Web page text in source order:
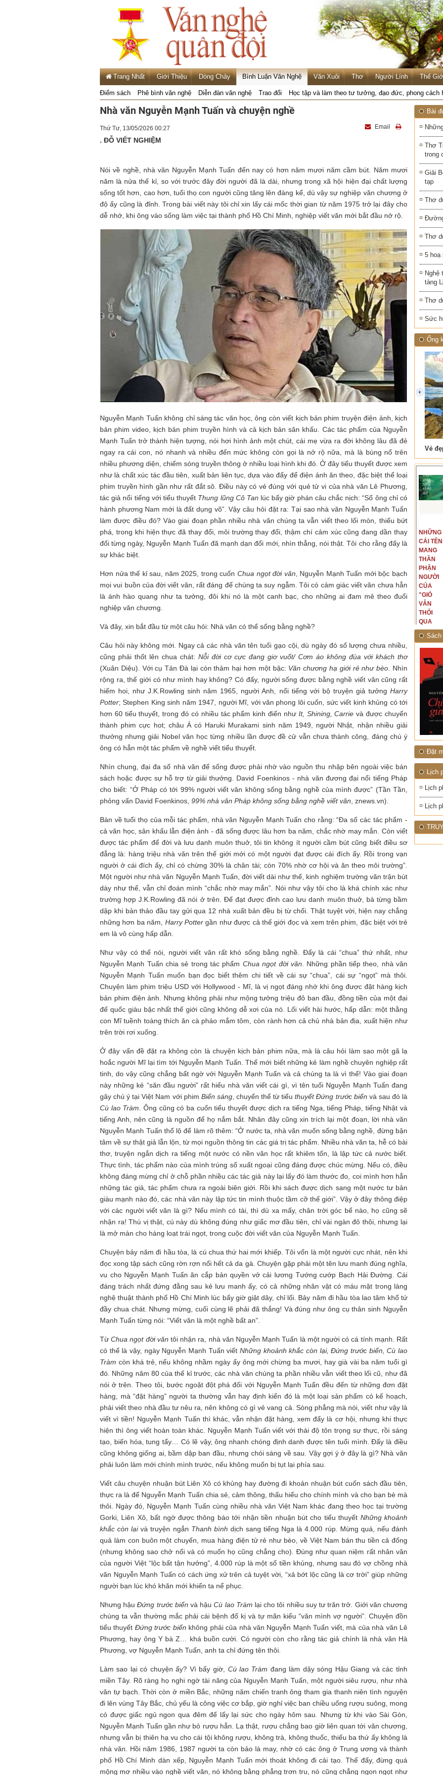
Trang Nhất Giới Thiệu Dòng Chảy Bình Luận Văn Nghệ Văn Xuôi Thơ Người Lính Thế
Điểm sách Phê bình văn nghệ Diễn đàn văn nghệ Trao đổi Học tập và làm theo tư tưởng, đạo đức, phong cách
Nhà văn Nguyễn Mạnh Tuấn và chuyện nghề
Thứ Tư, 13/05/2026 00:27 Email
. ĐỖ VIẾT NGHIỆM
Nói về nghề, nhà văn Nguyễn Mạnh Tuấn đến nay có hơn năm mươi năm cầm bút. Năm mươi
năm là nửa thế kỉ, so với trước đây đời người đã là dài, nhưng trong xã hội hiện đại chất lượng
sống tốt hơn, cao hơn, tuổi thọ con người cũng tăng lên đáng kể, dù vậy sự nghiệp văn chương ở
độ ấy cũng là đỉnh. Trong bài viết này tôi chỉ xin lấy cái mốc thời gian từ năm 1975 trở lại đây cho
dễ nhớ, khi ông vào sống làm việc tại thành phố Hồ Chí Minh, nghiệp viết văn mới bắt đầu nở rộ.
Nguyễn Mạnh Tuấn không chỉ sáng tác văn học, ông còn viết kịch bản phim truyện điện ảnh, kịch
bản phim video, kịch bản phim truyền hình và cả kịch bản sân khấu. Các tác phẩm của Nguyễn
Mạnh Tuấn trở thành hiện tượng, nói hơi hình ảnh một chút, cái mẹ vừa ra đời không lâu đã đẻ
ngay ra cái con, nó nhanh và nhiều đến mức không còn gọi là nở rộ nữa, mà là bùng nổ trên
nhiều phương diện, chiếm sóng truyền thông ở nhiều loại hình khi đó. Ở đây tiểu thuyết được xem
như là chất xúc tác đầu tiên, xuất bản liên tục, dựa vào đấy để điện ảnh ăn theo, đặc biệt thể loại
phim truyền hình gần như rất đắt sô. Điều này có vẻ đúng với quẻ tử vi của nhà văn Lê Phương,
tác giả nổi tiếng với tiểu thuyết Thung lũng Cô Tan lúc bấy giờ phán câu chắc nịch: “Số ông chỉ có
hành phương Nam mới là đất dụng võ”. Vậy câu hỏi đặt ra: Tại sao nhà văn Nguyễn Mạnh Tuấn
làm được điều đó? Vào giai đoạn phần nhiều nhà văn chúng ta vẫn viết theo lối mòn, thiếu bứt
phá, trong khi hiện thực đã thay đổi, môi trường thay đổi, thậm chí cảm xúc cũng đang dần thay
đổi từng ngày, Nguyễn Mạnh Tuấn đã mạnh dạn đổi mới, nhìn thẳng, nói thật. Tôi cho rằng đấy là
sự khác biệt.
Hơn nửa thế kỉ sau, năm 2025, trong cuốn Chua ngọt đời văn , Nguyễn Mạnh Tuấn mới bộc bạch
mọi vui buồn của đời viết văn, rất đáng để chúng ta suy ngẫm. Tôi có cảm giác viết văn chưa hẳn
là ánh hào quang như ta tưởng, đôi khi nó là một canh bạc, cho những ai đam mê theo đuổi
nghiệp văn chương.
Và đây, xin bắt đầu từ một câu hỏi: Nhà văn có thể sống bằng nghề?
Câu hỏi này không mới. Ngay cả các nhà văn tên tuổi gạo cội, dù ngày đó số lượng chưa nhiều,
cũng phải thốt lên chua chát: Nỗi đời cơ cực đang giơ vuốt/ Cơm áo không đùa với khách thơ
(Xuân Diệu). Với cụ Tản Đà lại còn thảm hại hơn một bậc: Văn chương hạ giới rẻ như bèo . Nhìn
rộng ra, thế giới có như mình hay không? Có đấy, người sống được bằng nghề viết văn cũng rất
hiếm hoi, như J.K.Rowling sinh năm 1965, người Anh, nổi tiếng với bộ truyện giả tưởng Harry
Potter; Stephen King sinh năm 1947, người Mĩ, với văn phong lôi cuốn, sức viết kinh khủng có tới
hơn 60 tiểu thuyết, trong đó có nhiều tác phẩm kinh điển như It, Shining, Carrie và được chuyển
thành phim cực hot; châu Á có Haruki Murakami sinh năm 1949, người Nhật, nhận nhiều giải
thưởng nhưng giải Nobel văn học từng nhiều lần được đề cử vẫn chưa thành công, đáng chú ý
ông có hẳn một tác phẩm về nghề viết tiểu thuyết.
Nhìn chung, đại đa số nhà văn để sống được phải nhờ vào nguồn thu nhập bên ngoài việc bán
sách hoặc được sự hỗ trợ từ giải thưởng. David Foenkinos - nhà văn đương đại nổi tiếng Pháp
cho biết: “Ở Pháp có tới 99% người viết văn không sống bằng nghề của mình được” (Tần Tần,
phỏng vấn David Foenkinos, 99% nhà văn Pháp không sống bằng nghề viết văn , znews.vn).
Bàn về tuổi thọ của mỗi tác phẩm, nhà văn Nguyễn Mạnh Tuấn cho rằng: “Đa số các tác phẩm -
cả văn học, sân khấu lẫn điện ảnh - đã sống được lâu hơn ba năm, chắc nhờ may mắn. Còn viết
được tác phẩm để đời và lưu danh muôn thuở, tôi tin không ít người cầm bút cũng biết điều sơ
đẳng là: hàng triệu nhà văn trên thế giới mới có một người đạt được cái đích ấy. Rồi trong vạn
người ở cái đích ấy, chỉ có chừng 30% là chân tài; còn 70% nhờ cơ hội và ăn theo môi trường”.
Một người như nhà văn Nguyễn Mạnh Tuấn, đời viết dài như thế, kinh nghiệm trường văn trận bút
dày như thế, vẫn chỉ đoán mình “chắc nhờ may mắn”. Nói như vậy tôi cho là khá chính xác như
trường hợp J.K.Rowling đã nói ở trên. Để đạt được đỉnh cao lưu danh muôn thuở, bà từng bầm
dập khi bản thảo đầu tay gửi qua 12 nhà xuất bản đều bị từ chối. Thật tuyệt vời, hiện nay chẳng
những hơn ba năm, Harry Potter gần như được cả thế giới đọc và xem trên phim, đặc biệt với trẻ
em là vô cùng hấp dẫn.
Như vậy có thể nói, người viết văn rất khó sống bằng nghề. Đấy là cái “chua” thứ nhất, như
Nguyễn Mạnh Tuấn chia sẻ trong tác phẩm Chua ngọt đời văn . Những phần tiếp theo, nhà văn
Nguyễn Mạnh Tuấn muốn bạn đọc biết thêm chi tiết về cái sự “chua”, cái sự “ngọt” mà thôi.
Chuyện làm phim triệu USD với Hollywood - Mĩ, là vị ngọt đáng nhớ khi ông được đặt hàng kịch
bản phim điện ảnh. Nhưng không phải như mộng tưởng triệu đô ban đầu, đồng tiền của một đại
đế quốc giàu bậc nhất thế giới cũng không dễ xơi của nó. Lối viết hài hước, hấp dẫn: một thằng
con Mĩ tuềnh toàng thích ăn cà pháo mắm tôm, còn rành hơn cả chủ nhà bản địa, xuất hiện như
trên trời rơi xuống.
Ở đây vấn đề đặt ra không còn là chuyện kịch bản phim nữa, mà là câu hỏi làm sao một gã lạ
hoắc người Mĩ lại tìm tới Nguyễn Mạnh Tuấn. Thế mới biết những kẻ làm nghề chuyên nghiệp rất
tinh, do vậy cũng chẳng bất ngờ với Nguyễn Mạnh Tuấn và cả chúng ta là vì thế! Vào giai đoạn
này những kẻ “săn đầu người” rất hiểu nhà văn viết cái gì, vì tên tuổi Nguyễn Mạnh Tuấn đang
gây chú ý tại Việt Nam với phim Biển sáng, chuyển thể từ tiểuthuyết Đứng trước biển và sau đó là
Cù lao Tràm . Ông cũng có ba cuốn tiểu thuyết được dịch ra tiếng Nga, tiếng Pháp, tiếng Nhật và
tiếng Anh, nên cũng là nguồn để họ nắm bắt. Nhân đây cũng xin trích lại một đoạn, lời nhà văn
Nguyễn Mạnh Tuấn thổ lộ để làm rõ thêm: “Ở nước ta, nhà văn muốn sống bằng nghề, đừng bận
tâm về sự thật giả lẫn lộn, từ mọi nguồn thông tin các giá trị tác phẩm. Nhiều nhà văn ta, hễ có bài
thơ, truyện ngắn dịch ra tiếng một nước có nền văn học rất khiêm tốn, là lập tức cả nước biết.
Thực tình, tác phẩm nào của mình trúng số xuất ngoại cũng đáng được chúc mừng. Nếu có, điều
không đáng mừng chỉ ở chỗ phần nhiều các tác giả này lại lấy đó làm thước đo, coi mình hơn hẳn
những tác giả, tác phẩm chưa ra ngoài biên giới. Rồi khi sách được dịch sang một nước tư bản
giàu mạnh nào đó, các nhà văn này lập tức tin mình thuộc tầm cỡ thế giới”. Vậy ở đây thông điệp
với các người viết văn là gì? Nếu mình có tài, thì dù xa mấy, chân trời góc bể nào, họ cũng sẽ
nhận ra! Thú vị thật, cú này dù không đúng như giấc mơ đầu tiên, chỉ vài ngàn đô thôi, nhưng lại
là mở màn cho hàng loạt trái ngọt, trong cuộc đời viết văn của Nguyễn Mạnh Tuấn.
Chuyện bảy năm đi hầu tòa, là cú chua thứ hai mới khiếp. Tôi vốn là một người cực nhát, nên khi
đọc xong tập sách cũng rờn rợn nổi hết cả da gà. Chuyện gặp phải một tên lưu manh đúng nghĩa,
vu cho Nguyễn Mạnh Tuấn ăn cắp bản quyền vở cải lương Tướng cướp Bạch Hải Đường. Cái
đáng trách nhất đứng đằng sau kẻ lưu manh ấy, có cả những nhân vật có máu mặt trong làng
nghệ thuật thành phố Hồ Chí Minh lúc bấy giờ giật dây, chỉ lối. Bảy năm đi hầu tòa lao tâm khổ tứ
đầy chua chát. Nhưng mừng, cuối cùng lẽ phải đã thắng! Và đúng như ông cụ thân sinh Nguyễn
Mạnh Tuấn từng nói: “Viết văn là một nghề bất an”.
TừChua ngọt đời văn tôi nhận ra, nhà văn Nguyễn Mạnh Tuấn là một người có cá tính mạnh. Rất
có thể là vậy, ngày Nguyễn Mạnh Tuấn viết Những khoảnh khắc còn lại, Đứng trước biển, Cù lao
Tràm còn khá trẻ, nếu không nhầm ngày ấy ông mới chừng ba mươi, hay già vài ba năm tuổi gì
đó. Những năm 80 của thế kỉ trước, các nhà văn chúng ta phần nhiều vẫn viết theo lối cũ, như đã
nói ở trên. Theo tôi, bước ngoặt đột phá đối với Nguyễn Mạnh Tuấn đều đến từ những đơn đặt
hàng, mà “đặt hàng” người ta thường vẫn hay định kiến đó là một loại sản phẩm có kế hoạch,
phải viết theo nhà đầu tư nêu ra, nên không có gì vẻ vang cả. Sòng phẳng mà nói, viết như vậy là
viết vì tiền! Nguyễn Mạnh Tuấn thì khác, vẫn nhận đặt hàng, xem đấy là cơ hội, nhưng khi thực
hiện thì ông viết hoàn toàn khác. Nguyễn Mạnh Tuấn viết với thái độ tôn trọng sự thực, rồi sáng
tạo, biến hóa, tung tẩy… Có lẽ vậy, ông nhanh chóng định danh được tên tuổi mình. Đấy là điều
cũng không giống ai, bầm dập ban đầu, nhưng chói sáng về sau. Vậy gợi ý ở đây là gì? Nhà văn
phải luôn làm mới chính mình trước, nếu không muốn bị tụt lại phía sau.
Viết câu chuyện nhuận bút Liên Xô có khủng hay đường đi khoản nhuận bút cuốn sách đầu tiên,
thực ra là để Nguyễn Mạnh Tuấn chia sẻ, cảm thông, thấu hiểu cho chính mình và cho bạn bè mà
thôi. Ngày đó, Nguyễn Mạnh Tuấn cùng nhiều nhà văn Việt Nam khác đang theo học tại trường
Gorki, Liên Xô, bất ngờ được thông báo tới nhận tiền nhuận bút cho tiểu thuyết Những khoảnh
khắc còn lạivà truyện ngắn Thanh bình dịch sang tiếng Nga là 4.000 rúp. Mừng quá, nếu đánh
quả làm con buôn một chuyến, mua hàng điện tử rẻ như bèo, về Việt Nam bán thu tiền cả đống
(nhưng không sao chở nổi và có muốn họ cũng chẳng cho). Đúng như quan niệm rất nhân văn
của người Việt “lộc bất tận hưởng”, 4.000 rúp là một số tiền khủng, nhưng sau đó vợ chồng nhà
văn Nguyễn Mạnh Tuấn có cách ứng xử trên cả tuyệt vời, “xả bớt lộc cũng là cơ trời” giúp những
người bạn lúc khó khăn mới khiến ta nể phục.
Nhưng hậuĐứng trước biển và hậuCù lao Tràm lại cho tôi nhiều suy tư trăn trở. Giới văn chương
chúng ta vẫn thường mắc phải cái bệnh đố kị và tự mãn kiểu “văn mình vợ người”. Chuyện đồn
tiểu thuyết Đứng trước biển không phải của nhà văn Nguyễn Mạnh Tuấn viết, mà của nhà văn Lê
Phương, hay ông Y bà Z… khá buồn cười. Có người còn cho rằng tác giả chính là nhà văn Hà
Phương, vợ Nguyễn Mạnh Tuấn, anh ta chỉ đứng tên thôi.
Làm sao lại có chuyện ấy? Vì bấy giờ, Cù lao Tràm đang làm dậy sóng Hậu Giang và các tỉnh
miền Tây. Rõ ràng họ nghi ngờ tài năng của Nguyễn Mạnh Tuấn, một người siêu rượu, như nhà
văn tự bạch. Thời còn ở miền Bắc, những năm chiến tranh ông tham gia thanh niên tình nguyện
đi lên vùng Tây Bắc, chủ yếu là công việc cơ bắp, giờ nghỉ việc ban chiều uống rượu suông, mong
có được giấc ngủ ngon qua đêm để lấy lại sức cho ngày hôm sau. Nhưng từ khi vào Sài Gòn,
Nguyễn Mạnh Tuấn gần như bỏ rượu hẳn. Lạ thật, rượu chẳng bao giờ liên quan tới văn chương,
nhưng vẫn bị thiên hạ vu cho cái tội không rượu, không trà, không thuốc, thiếu ba thứ ấy không là
nhà văn. Hồi năm 1986, 1987 người ta còn bảo là may, nhờ có các ông ở Trung ương và thành
phố Hồ Chí Minh dàn xếp, Nguyễn Mạnh Tuấn mới thoát không đi cải tạo. Thế đấy, đừng quá
mộng mơ nhiều vào nghề viết văn, nó không bằng phẳng trơn tru, nó cũng chẳng ngon ngọt như
Bài
Thơ
trong
Giải
tạp
Thơ
Thơ
5 hoạ
Nghệ
tàng
Thơ
Sức
Ống
Mùa xanh Tam Cốc Lẫm liệt Hải Vân quan
prev
NHỮNG
NGƯỜI
NHỮNG
TÔI VIẾT
Tôi từng hình dung viết văn là
công việc của sự hư cấu, một
hành trình phác dựng thế giới từ
NGUYÊN
MẪU
NGƯỜI
ĐÃ PHẤT
CAO CỜ
NĂM
Là người đi dọc biên giới phía
Bắc, tôi có thế mạnh khi hình
dung, mở ra không gian của giai
NHỮNG
CÁI TÊN
MANG
THÂN
PHẬN
NGƯỜI
CỦA
"GIÓ
VẪN
THỔI
QUA
RỪNG
NHIỆT
ĐỚI"
Đặt
Lịch
Lịch
Lịch